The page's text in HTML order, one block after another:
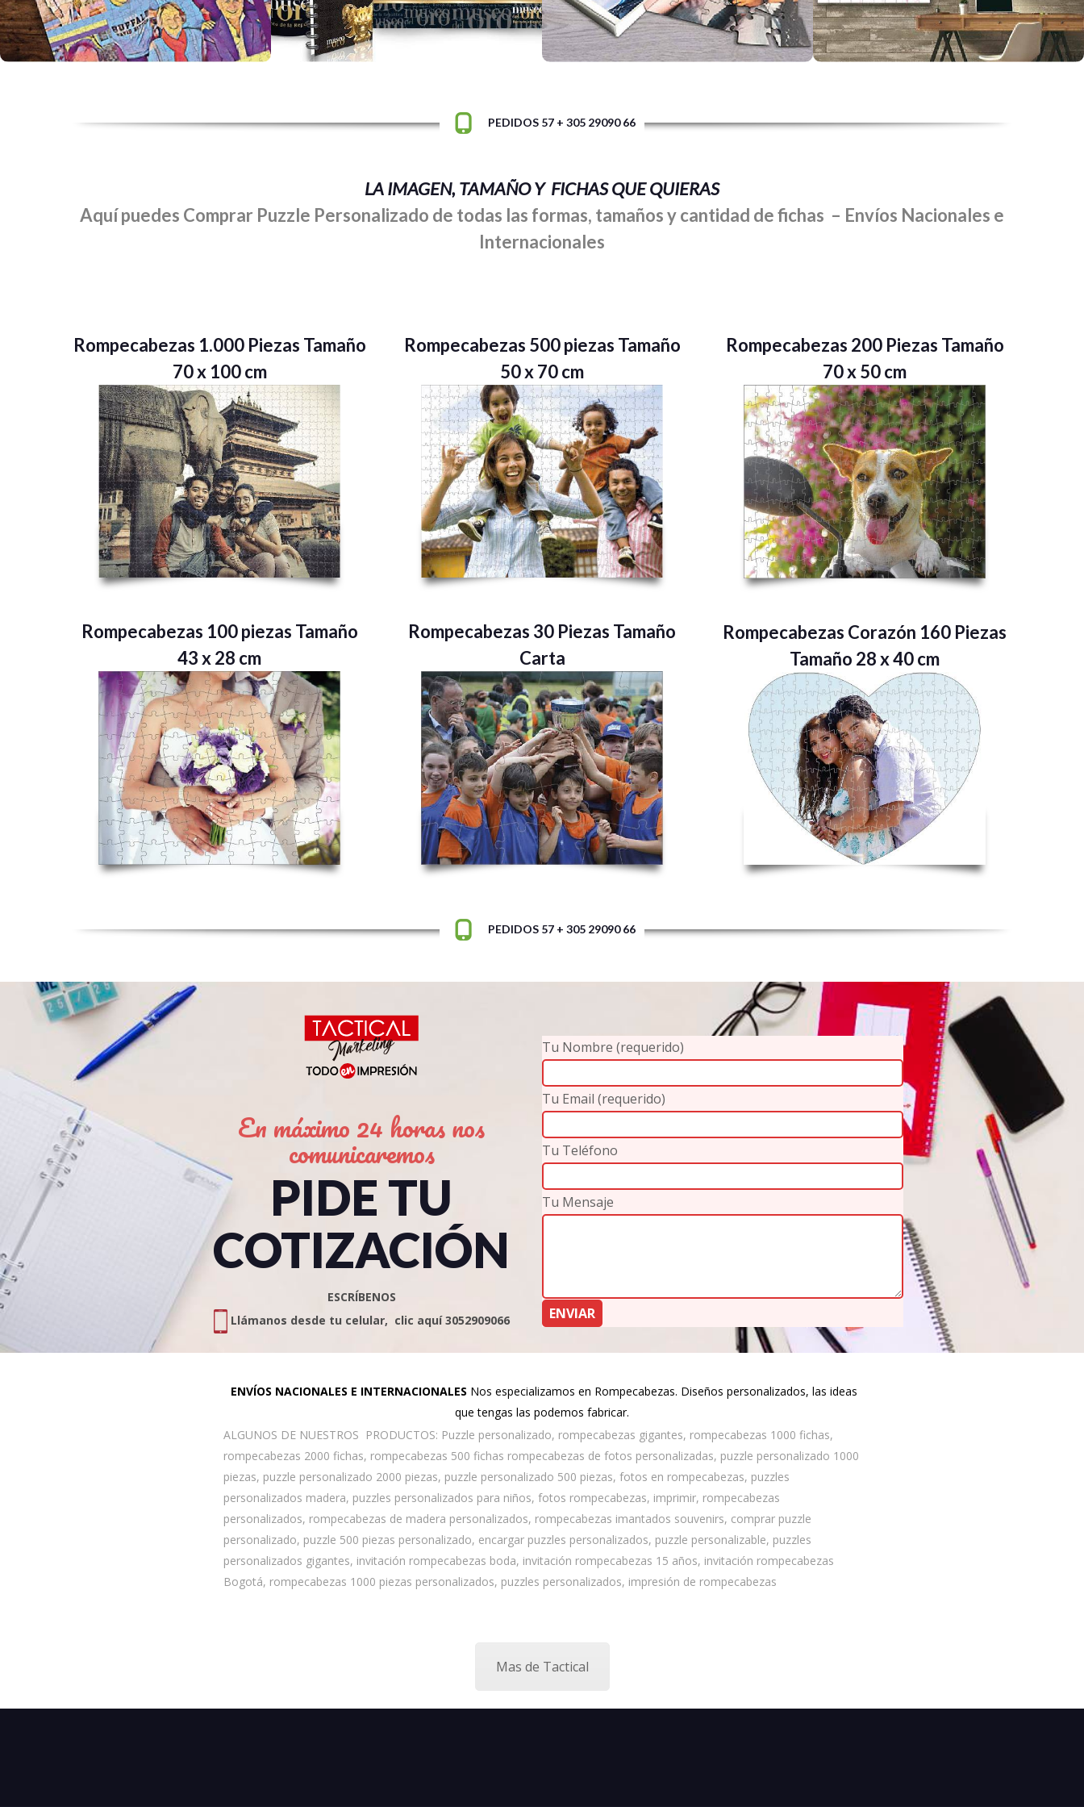
la cantidad de fichas que desees
especial
gigante para decorar tu casa u oficina
PEDIDOS 57 + 305 29090 66
LA IMAGEN, TAMAÑO Y FICHAS QUE QUIERAS
Aquí puedes Comprar Puzzle Personalizado de todas las formas, tamaños y cantidad de fichas – Envíos Nacionales e
Internacionales
Rompecabezas 1.000 Piezas Tamaño
70 x 100 cm
Rompecabezas 100 piezas Tamaño
43 x 28 cm
Rompecabezas 500 piezas Tamaño
50 x 70 cm
Rompecabezas 30 Piezas Tamaño
Carta
Rompecabezas 200 Piezas Tamaño
70 x 50 cm
Rompecabezas Corazón 160 Piezas
Tamaño 28 x 40 cm
PEDIDOS 57 + 305 29090 66
En máximo 24 horas nos
comunicaremos
PIDE TU
COTIZACIÓN
ESCRÍBENOS
Llámanos desde tu celular, clic aquí 3052909066
Tu Nombre (requerido)
Tu Email (requerido)
Tu Teléfono
Tu Mensaje
ENVÍOS NACIONALES E INTERNACIONALES Nos especializamos en Rompecabezas. Diseños personalizados, las ideas
que tengas las podemos fabricar.
ALGUNOS DE NUESTROS PRODUCTOS: Puzzle personalizado, rompecabezas gigantes, rompecabezas 1000 fichas,
rompecabezas 2000 fichas, rompecabezas 500 fichas rompecabezas de fotos personalizadas, puzzle personalizado 1000
piezas, puzzle personalizado 2000 piezas, puzzle personalizado 500 piezas, fotos en rompecabezas, puzzles
personalizados madera, puzzles personalizados para niños, fotos rompecabezas, imprimir, rompecabezas
personalizados, rompecabezas de madera personalizados, rompecabezas imantados souvenirs, comprar puzzle
personalizado, puzzle 500 piezas personalizado, encargar puzzles personalizados, puzzle personalizable, puzzles
personalizados gigantes, invitación rompecabezas boda, invitación rompecabezas 15 años, invitación rompecabezas
Bogotá, rompecabezas 1000 piezas personalizados, puzzles personalizados, impresión de rompecabezas
Mas de Tactical